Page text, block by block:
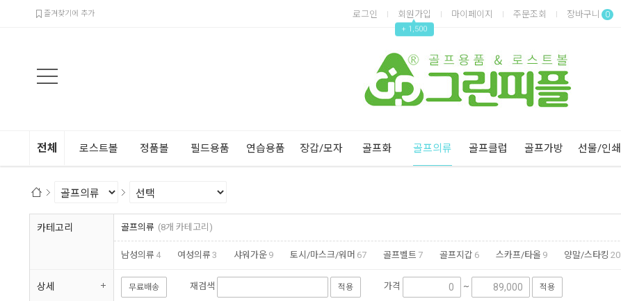
즐겨찾기에 추가 로그인 회원가입
▲
+ 1,500
마이페이지 주문조회 장바구니 0
Previous
Next
전체 로스트볼 정품볼 필드용품 연습용품 장갑/모자 골프화 골프의류 골프클럽 골프가방 선물/인쇄
카테고리 골프의류 (8개 카테고리)
남성의류 4 여성의류 3 샤워가운 9 토시/마스크/워머 67 골프벨트 7 골프지갑 6 스카프/타올 9 양말/스타킹 20
상세 무료배송 재검색 적용 가격 ~ 적용